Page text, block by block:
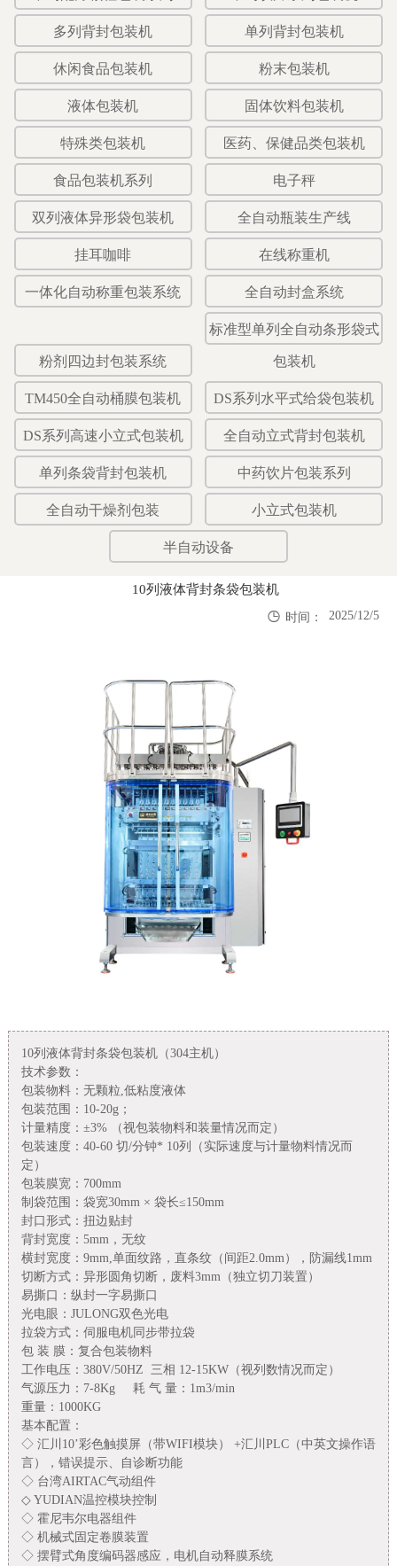
多列背封包装机 单列背封包装机
休闲食品包装机 粉末包装机
液体包装机 固体饮料包装机
特殊类包装机 医药、保健品类包装机
食品包装机系列 电子秤
双列液体异形袋包装机 全自动瓶装生产线
挂耳咖啡 在线称重机
一体化自动称重包装系统 全自动封盒系统
粉剂四边封包装系统
标准型单列全自动条形袋式
包装机
TM450全自动桶膜包装机 DS系列水平式给袋包装机
DS系列高速小立式包装机 全自动立式背封包装机
单列条袋背封包装机 中药饮片包装系列
全自动干燥剂包装 小立式包装机
半自动设备
10列液体背封条袋包装机
 时间： 2025/12/5
10列液体背封条袋包装机（304主机）
技术参数：
包装物料： 无颗粒 低粘度液体
包装范围： 10-20g；
计量精度：±3%
（视包装物料和装量情况而定）
包装速度： 40-60 切/分钟* 10列（实际速度与计量物料情况而
定）
包装膜宽： 700mm
制袋范围：袋宽30mm × 袋长≤150mm
封口形式：扭边贴封
背封宽度： 5mm ，无纹
横封宽度： 9mm, 单面纹路，直条纹（间距2.0mm ），防漏线1mm
切断方式：异形圆角切断，废料3mm （独立切刀装置）
易撕口：纵封一字易撕口
光电眼： JULONG双色光电
拉袋方式：伺服电机同步带拉袋
包 装 膜：复合包装物料
工作电压： 380V/50HZ 三相 12-15KW（视列数情况而定）
气源压力： 7-8Kg 耗 气 量： 1m3/min
重量： 1000KG
基本配置：
◇ 汇川 10’彩色触摸屏（带WIFI模块） +汇川 PLC（中英文操作语
言），错误提示、自诊断功能
◇ 台湾AIRTAC气动组件
◇YUDIAN温控模块控制
◇ 霍尼韦尔电器组件
◇ 机械式固定卷膜装置
◇ 摆臂式角度编码器感应，电机自动释膜系统